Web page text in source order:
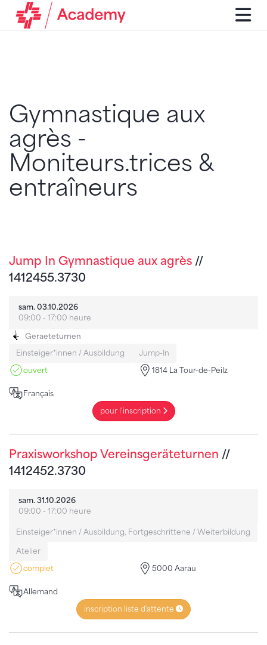
Gymnastique aux
agrès -
Moniteurs.trices &
entraîneurs
Jump In Gymnastique aux agrès //
1412455.3730
sam. 03.10.2026
09:00 - 17:00 heure
Geraeteturnen
Einsteiger*innen / Ausbildung
Jump-In
ouvert
1814 La Tour-de-Peilz
Français
pour l'inscription
Praxisworkshop Vereinsgeräteturnen //
1412452.3730
sam. 31.10.2026
09:00 - 17:00 heure
Einsteiger*innen / Ausbildung, Fortgeschrittene / Weiterbildung
Atelier
complet
5000 Aarau
Allemand
inscription liste d'attente